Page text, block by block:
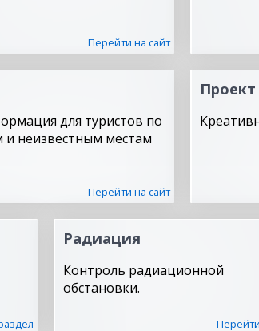
Перейти на сайт
для туристов по
и неизвестным местам
Перейти на сайт
Радиация
Контроль радиационной
обстановки.